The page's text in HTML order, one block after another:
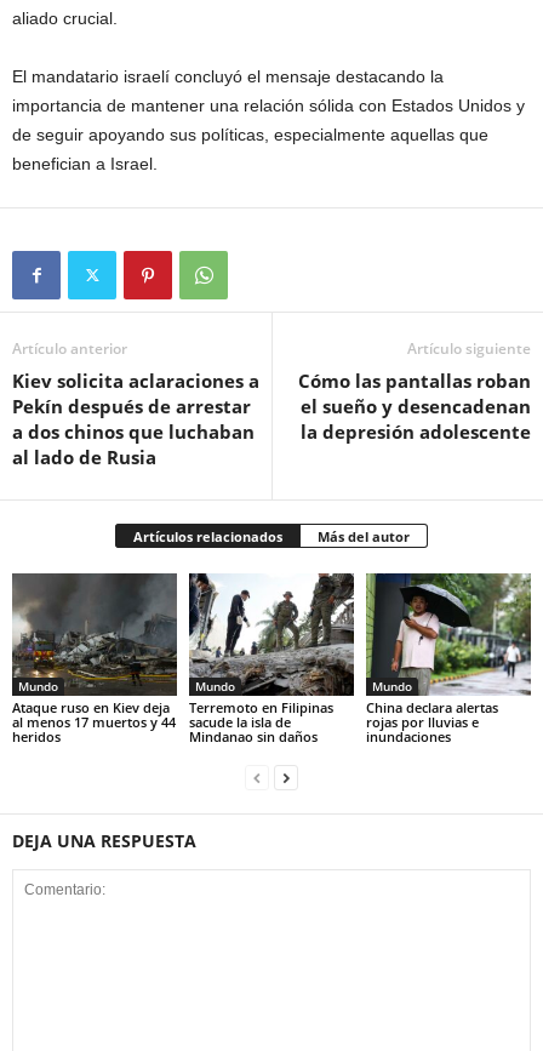
aliado crucial.
El mandatario israelí concluyó el mensaje destacando la
importancia de mantener una relación sólida con Estados Unidos y
de seguir apoyando sus políticas, especialmente aquellas que
benefician a Israel.
Artículo anterior
Kiev solicita aclaraciones a
Pekín después de arrestar
a dos chinos que luchaban
al lado de Rusia
Artículo siguiente
Cómo las pantallas roban
el sueño y desencadenan
la depresión adolescente
Artículos relacionados Más del autor
Mundo
Ataque ruso en Kiev deja
al menos 17 muertos y 44
heridos
Mundo
Terremoto en Filipinas
sacude la isla de
Mindanao sin daños
Mundo
China declara alertas
rojas por lluvias e
inundaciones
DEJA UNA RESPUESTA